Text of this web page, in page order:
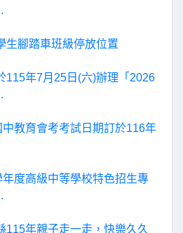
生腳踏車班級停放位置
115年7月25日(六)辦理「2026
中教育會考考試日期訂於116年
年度高級中等學校特色招生專
115年親子走一走，快樂久久